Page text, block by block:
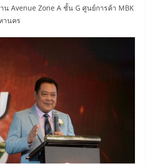
Avenue Zone A ชั้น G ศูนย์การค้า MBK
านคร